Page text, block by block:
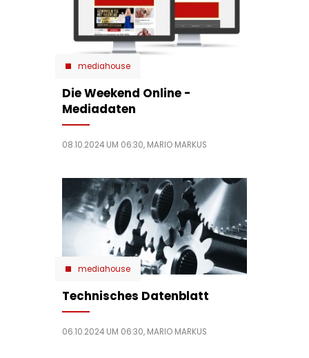
mediahouse
Die Weekend Online -
Mediadaten
08.10.2024 UM 06:30, MARIO MARKUS
mediahouse
Technisches Datenblatt
06.10.2024 UM 06:30, MARIO MARKUS